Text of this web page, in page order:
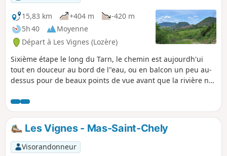
15,83 km
+404 m
-420 m
5h 40
Moyenne
Départ à Les Vignes (Lozère)
Sixième étape le long du Tarn, le chemin est aujourdh'ui
tout en douceur au bord de l"eau, ou en balcon un peu au-
dessus pour de beaux points de vue avant que la rivière ne
au Rozier. L'arrivée de l'étape se fera en rive droite à
Mostuéjouls-la-Calquière.
Les Vignes - Mas-Saint-Chely
Visorandonneur